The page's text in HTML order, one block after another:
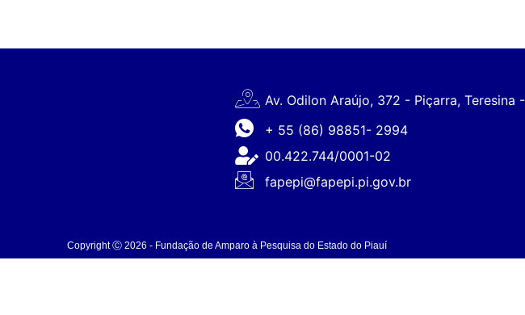
Av. Odilon Araújo, 372 - Piçarra, Teresina
+ 55 (86) 98851- 2994
00.422.744/0001-02
fapepi@fapepi.pi.gov.br
Copyright Ⓒ 2026 - Fundação de Amparo à Pesquisa do Estado do Piauí